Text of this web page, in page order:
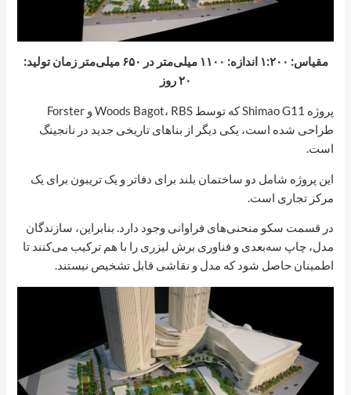
مقیاس: ۱:۲۰۰ اندازه: ۱۱۰۰ میلی‌متر در ۶۵۰ میلی‌متر زمان تولید:
۲۰ روز
پروژه Shimao G11 که توسط Woods Bagot، RBS و Forster
طراحی شده است، یکی دیگر از بناهای تاریخی جدید در نانجینگ
است.
این پروژه شامل دو ساختمان بلند برای دفاتر و یک تریبون برای یک
مرکز تجاری است.
در قسمت سکو منحنی‌های فراوانی وجود دارد. بنابراین، سازندگان
مدل، چاپ سه‌بعدی و فناوری برش لیزری را با هم ترکیب می‌کنند تا
اطمینان حاصل شود که مدل و نقاشی قابل تشخیص نیستند.